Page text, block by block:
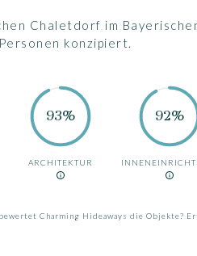
Chaletdorf im
konzipiert.
93%
ARCHITEKTUR
92%
Charming Hideaways die Objekte?